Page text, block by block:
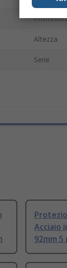
Altezza
Serie
Acciaio
92mm 5